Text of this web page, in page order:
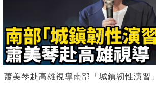
蕭美琴赴高雄視導南部「城鎮韌性演習」